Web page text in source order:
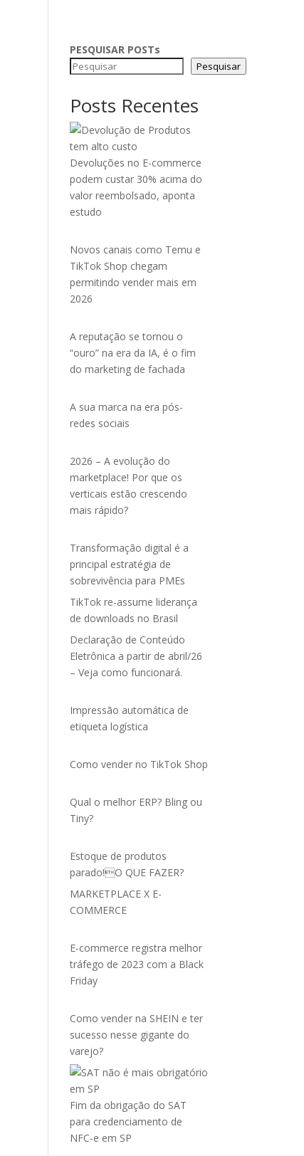
PESQUISAR POSTs
Pesquisar
Posts Recentes
Devoluções no E-commerce
podem custar 30% acima do
valor reembolsado, aponta
estudo
Novos canais como Temu e
TikTok Shop chegam
permitindo vender mais em
2026
A reputação se tornou o
“ouro” na era da IA, é o fim
do marketing de fachada
A sua marca na era pós-
redes sociais
2026 – A evolução do
marketplace! Por que os
verticais estão crescendo
mais rápido?
Transformação digital é a
principal estratégia de
sobrevivência para PMEs
TikTok re-assume liderança
de downloads no Brasil
Declaração de Conteúdo
Eletrônica a partir de abril/26
– Veja como funcionará.
Impressão automática de
etiqueta logística
Como vender no TikTok Shop
Qual o melhor ERP? Bling ou
Tiny?
Estoque de produtos
parado!O QUE FAZER?
MARKETPLACE X E-
COMMERCE
E-commerce registra melhor
tráfego de 2023 com a Black
Friday
Como vender na SHEIN e ter
sucesso nesse gigante do
varejo?
Fim da obrigação do SAT
para credenciamento de
NFC-e em SP